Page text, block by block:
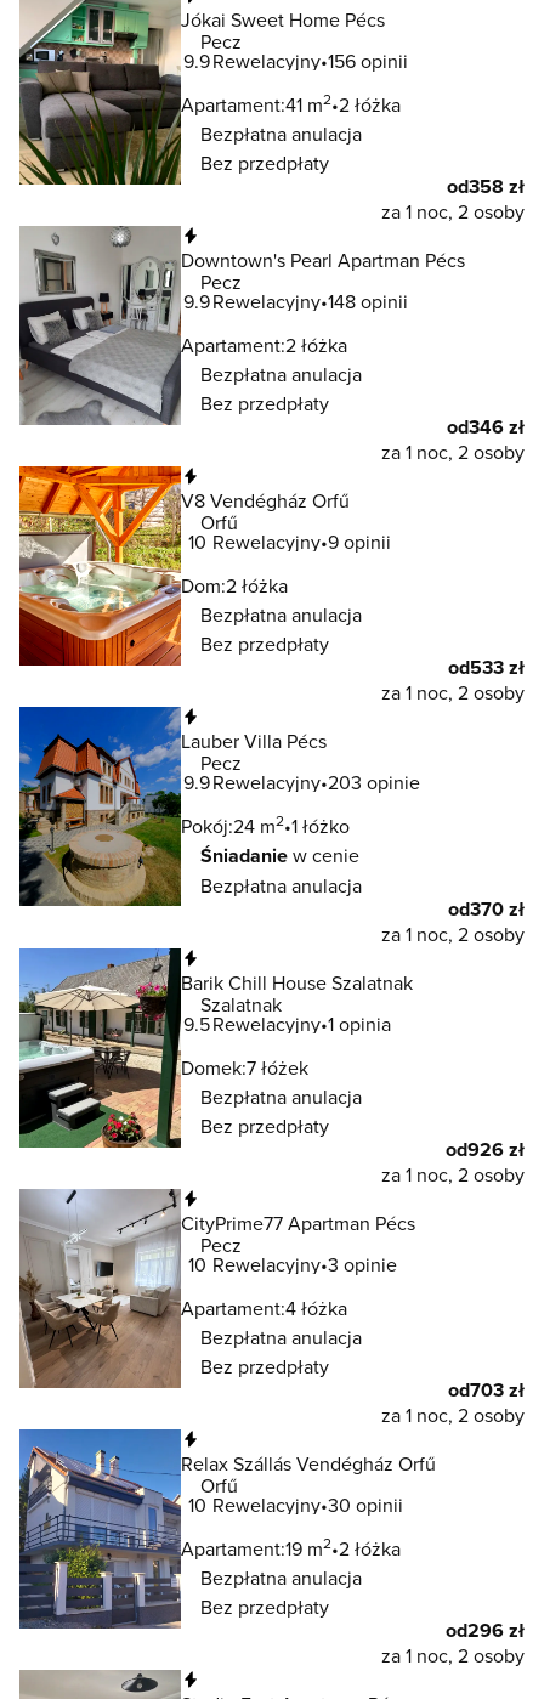
Jókai Sweet Home Pécs
Pecz
9.9Rewelacyjny 156 opinii
Apartament:41 m2 2 łóżka
Bezpłatna anulacja
Bez przedpłaty
od358 zł
za 1 noc, 2 osoby
Downtown's Pearl Apartman Pécs
Pecz
9.9Rewelacyjny 148 opinii
Apartament:2 łóżka
Bezpłatna anulacja
Bez przedpłaty
od346 zł
za 1 noc, 2 osoby
V8 Vendégház Orfű
Orfű
10 Rewelacyjny 9 opinii
Dom:2 łóżka
Bezpłatna anulacja
Bez przedpłaty
od533 zł
za 1 noc, 2 osoby
Lauber Villa Pécs
Pecz
9.9Rewelacyjny 203 opinie
Pokój:24 m2 1 łóżko
Śniadaniew cenie
Bezpłatna anulacja
od370 zł
za 1 noc, 2 osoby
Barik Chill House Szalatnak
Szalatnak
9.5Rewelacyjny 1 opinia
Domek:7 łóżek
Bezpłatna anulacja
Bez przedpłaty
od926 zł
za 1 noc, 2 osoby
CityPrime77 Apartman Pécs
Pecz
10 Rewelacyjny 3 opinie
Apartament:4 łóżka
Bezpłatna anulacja
Bez przedpłaty
od703 zł
za 1 noc, 2 osoby
Relax Szállás Vendégház Orfű
Orfű
10 Rewelacyjny 30 opinii
Apartament:19 m2 2 łóżka
Bezpłatna anulacja
Bez przedpłaty
od296 zł
za 1 noc, 2 osoby